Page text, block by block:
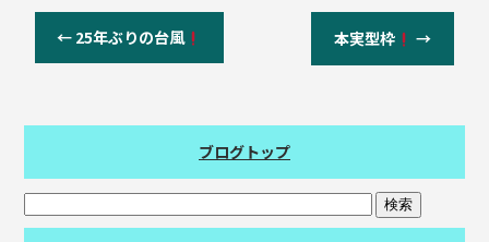
← 25年ぶりの台風 本実型枠 →
ブログトップ